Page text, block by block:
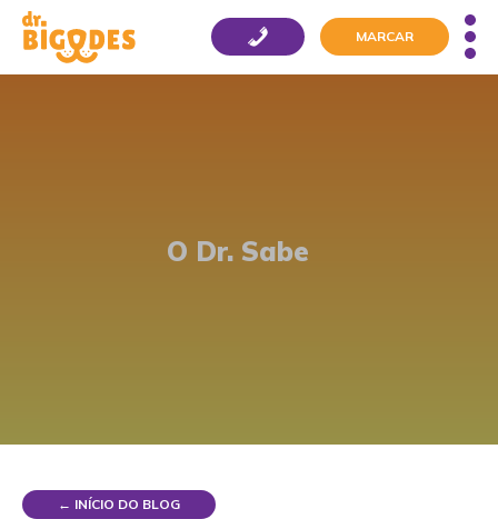
MARCAR
O Dr. Sabe
← INÍCIO DO BLOG